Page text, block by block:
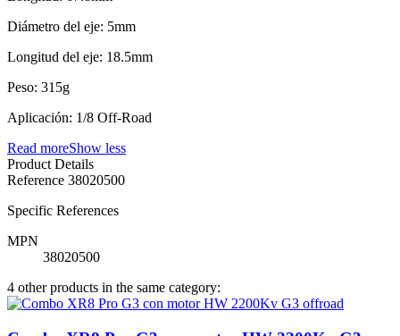
Diámetro del eje: 5mm
Longitud del eje: 18.5mm
Peso: 315g
Aplicación: 1/8 Off-Road
Read moreShow less
Product Details
Reference 38020500
Specific References
MPN
38020500
4 other products in the same category: